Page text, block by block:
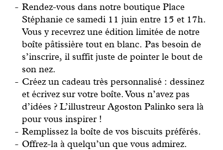
Rendez-vous dans notre boutique Place
Stéphanie ce samedi 11 juin entre 15 et 17h.
Vous y recevrez une édition limitée de notre
boîte pâtissière tout en blanc. Pas besoin de
s’inscrire, il suffit juste de pointer le bout de
son nez.
Créez un cadeau très personnalisé : dessinez
et écrivez sur votre boîte. Vous n’avez pas
d’idées ? L’illustreur Agoston Palinko sera là
pour vous inspirer !
Remplissez la boîte de vos biscuits préférés.
Offrez-la à quelqu’un que vous admirez.